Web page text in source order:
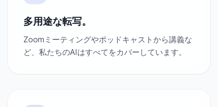
多用途な転写。
Zoomミーティングやポッドキャストから講義な
ど、私たちのAIはすべてをカバーしています。